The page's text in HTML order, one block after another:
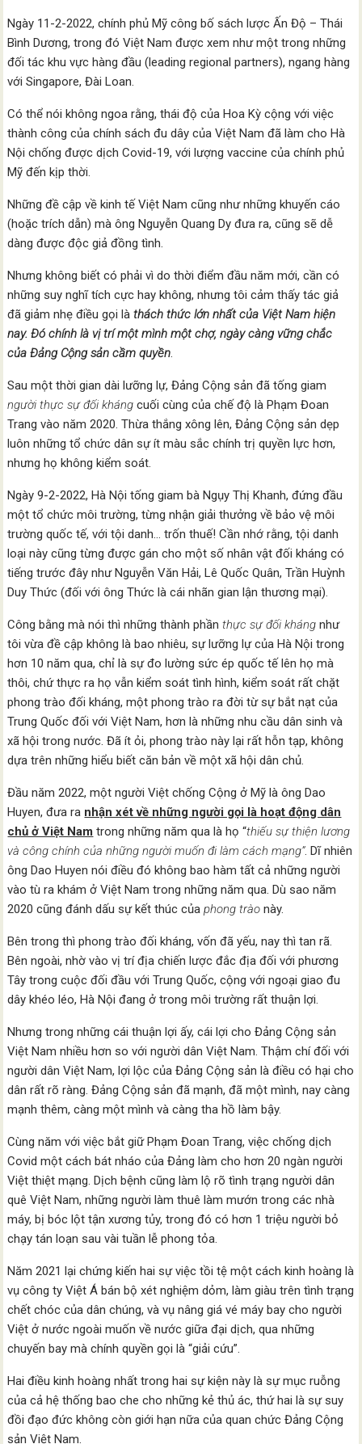
Ngày 11-2-2022, chính phủ Mỹ công bố sách lược Ấn Độ – Thái
Bình Dương, trong đó Việt Nam được xem như một trong những
đối tác khu vực hàng đầu (leading regional partners), ngang hàng
với Singapore, Đài Loan.
Có thể nói không ngoa rằng, thái độ của Hoa Kỳ cộng với việc
thành công của chính sách đu dây của Việt Nam đã làm cho Hà
Nội chống được dịch Covid-19, với lượng vaccine của chính phủ
Mỹ đến kịp thời.
Những đề cập về kinh tế Việt Nam cũng như những khuyến cáo
(hoặc trích dẫn) mà ông Nguyễn Quang Dy đưa ra, cũng sẽ dễ
dàng được độc giả đồng tình.
Nhưng không biết có phải vì do thời điểm đầu năm mới, cần có
những suy nghĩ tích cực hay không, nhưng tôi cảm thấy tác giả
đã giảm nhẹ điều gọi làthách thức lớn nhất của Việt Nam hiện
nay. Đó chính là vị trí một mình một chợ, ngày càng vững chắc
của Đảng Cộng sản cầm quyền.
Sau một thời gian dài lưỡng lự, Đảng Cộng sản đã tống giam
người thực sự đối kháng cuối cùng của chế độ là Phạm Đoan
Trang vào năm 2020. Thừa thắng xông lên, Đảng Cộng sản dẹp
luôn những tổ chức dân sự ít màu sắc chính trị quyền lực hơn,
nhưng họ không kiểm soát.
Ngày 9-2-2022, Hà Nội tống giam bà Ngụy Thị Khanh, đứng đầu
một tổ chức môi trường, từng nhận giải thưởng về bảo vệ môi
trường quốc tế, với tội danh… trốn thuế! Cần nhớ rằng, tội danh
loại này cũng từng được gán cho một số nhân vật đối kháng có
tiếng trước đây như Nguyễn Văn Hải, Lê Quốc Quân, Trần Huỳnh
Duy Thức (đối với ông Thức là cái nhãn gian lận thương mại).
Công bằng mà nói thì những thành phầnthực sự đối kháng như
tôi vừa đề cập không là bao nhiêu, sự lưỡng lự của Hà Nội trong
hơn 10 năm qua, chỉ là sự đo lường sức ép quốc tế lên họ mà
thôi, chứ thực ra họ vẫn kiểm soát tình hình, kiểm soát rất chặt
phong trào đối kháng, một phong trào ra đời từ sự bắt nạt của
Trung Quốc đối với Việt Nam, hơn là những nhu cầu dân sinh và
xã hội trong nước. Đã ít ỏi, phong trào này lại rất hỗn tạp, không
dựa trên những hiểu biết căn bản về một xã hội dân chủ.
Đầu năm 2022, một người Việt chống Cộng ở Mỹ là ông Dao
Huyen, đưa ra nhận xét về những người gọi là hoạt động dân
chủ ở Việt Nam trong những năm qua là họ “thiếu sự thiện lương
và công chính của những người muốn đi làm cách mạng”. Dĩ nhiên
ông Dao Huyen nói điều đó không bao hàm tất cả những người
vào tù ra khám ở Việt Nam trong những năm qua. Dù sao năm
2020 cũng đánh dấu sự kết thúc củaphong trào này.
Bên trong thì phong trào đối kháng, vốn đã yếu, nay thì tan rã.
Bên ngoài, nhờ vào vị trí địa chiến lược đắc địa đối với phương
Tây trong cuộc đối đầu với Trung Quốc, cộng với ngoại giao đu
dây khéo léo, Hà Nội đang ở trong môi trường rất thuận lợi.
Nhưng trong những cái thuận lợi ấy, cái lợi cho Đảng Cộng sản
Việt Nam nhiều hơn so với người dân Việt Nam. Thậm chí đối với
người dân Việt Nam, lợi lộc của Đảng Cộng sản là điều có hại cho
dân rất rõ ràng. Đảng Cộng sản đã mạnh, đã một mình, nay càng
mạnh thêm, càng một mình và càng tha hồ làm bậy.
Cùng năm với việc bắt giữ Phạm Đoan Trang, việc chống dịch
Covid một cách bát nháo của Đảng làm cho hơn 20 ngàn người
Việt thiệt mạng. Dịch bệnh cũng làm lộ rõ tình trạng người dân
quê Việt Nam, những người làm thuê làm mướn trong các nhà
máy, bị bóc lột tận xương tủy, trong đó có hơn 1 triệu người bỏ
chạy tán loạn sau vài tuần lễ phong tỏa.
Năm 2021 lại chứng kiến hai sự việc tồi tệ một cách kinh hoàng là
vụ công ty Việt Á bán bộ xét nghiệm dỏm, làm giàu trên tình trạng
chết chóc của dân chúng, và vụ nâng giá vé máy bay cho người
Việt ở nước ngoài muốn về nước giữa đại dịch, qua những
chuyến bay mà chính quyền gọi là “giải cứu”.
Hai điều kinh hoàng nhất trong hai sự kiện này là sự mục ruỗng
của cả hệ thống bao che cho những kẻ thủ ác, thứ hai là sự suy
đồi đạo đức không còn giới hạn nữa của quan chức Đảng Cộng
sản Việt Nam.